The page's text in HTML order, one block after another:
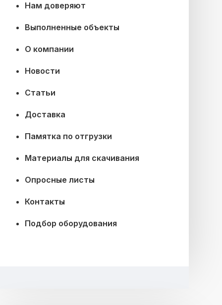
Нам доверяют
Выполненные объекты
О компании
Новости
Статьи
Доставка
Памятка по отгрузки
Материалы для скачивания
Опросные листы
Контакты
Подбор оборудования